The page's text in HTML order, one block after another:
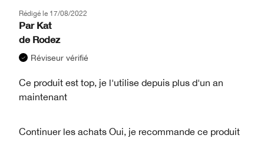
Rédigé le 17/08/2022
Par Kat
de Rodez
Réviseur vérifié
Ce produit est top, je l'utilise depuis plus d'un an
maintenant
Continuer les achats Oui, je recommande ce produit